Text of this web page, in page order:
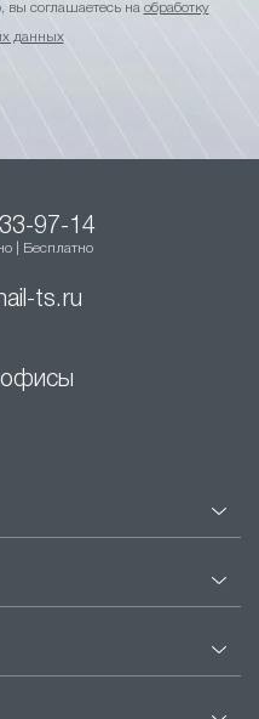
соглашаетесь на обработку
данных
97-14
| Бесплатно
ts.ru